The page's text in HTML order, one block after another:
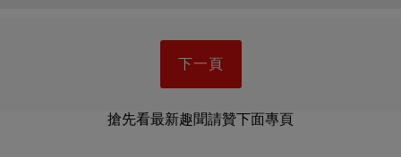
下一頁
搶先看最新趣聞請贊下面專頁